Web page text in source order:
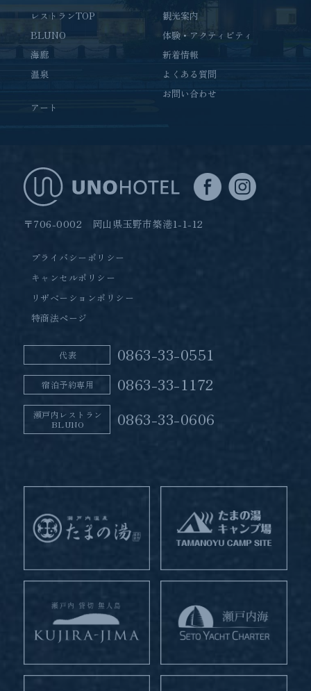
レストランTOP
BLUNO
海廊
温泉
アート
観光案内
体験・アクティビティ
新着情報
よくある質問
お問い合わせ
〒706-0002 岡山県玉野市築港1-1-12
プライバシーポリシー
キャンセルポリシー
リザベーションポリシー
特商法ページ
代表 0863-33-0551
宿泊予約専用 0863-33-1172
瀬戸内レストラン
BLUNO
0863-33-0606